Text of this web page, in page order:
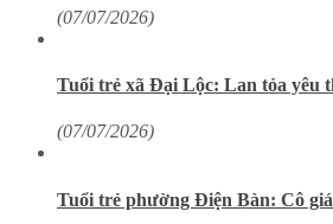
(07/07/2026)
Tuổi trẻ xã Đại Lộc: Lan tỏa yêu
(07/07/2026)
Tuổi trẻ phường Điện Bàn: Cô